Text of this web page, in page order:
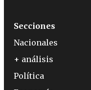
Secciones
Nacionales
+ análisis
Política